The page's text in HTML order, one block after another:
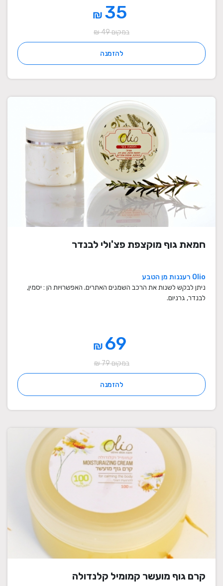
₪
במקום 49 ₪
להזמנה
חמאת גוף מוקצפת פצ'ולי לבנדר
Olio רעננות מן הטבע
ניתן לבקש לשנות את הרכב השמנים האתרים. האפשרויות הן : יסמין,
לבנדר, גרניום.
₪
במקום 79 ₪
להזמנה
קרם גוף מועשר קמומיל קלנדולה